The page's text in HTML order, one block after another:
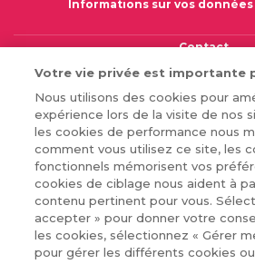
Informations sur vos
Contact
© 2026 Novartis Pharma SAS FA-
Votre vie privée est importante
Nous utilisons des cookies pour
expérience lors de la visite de nos
les cookies de performance nous
comment vous utilisez ce site, les
fonctionnels mémorisent vos
cookies de ciblage nous aident à
contenu pertinent pour vous.
accepter » pour donner votre
les cookies, sélectionnez « Gérer
pour gérer les différents cookies